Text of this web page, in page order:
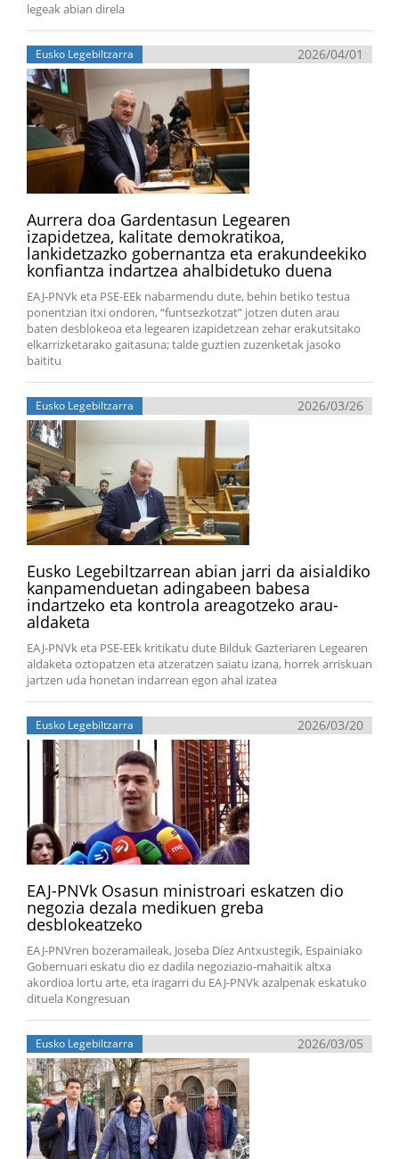
legeak abian direla
Eusko Legebiltzarra 2026/04/01
Aurrera doa Gardentasun Legearen
izapidetzea, kalitate demokratikoa,
lankidetzazko gobernantza eta erakundeekiko
konfiantza indartzea ahalbidetuko duena
EAJ-PNVk eta PSE-EEk nabarmendu dute, behin betiko testua
ponentzian itxi ondoren, “funtsezkotzat” jotzen duten arau
baten desblokeoa eta legearen izapidetzean zehar erakutsitako
elkarrizketarako gaitasuna; talde guztien zuzenketak jasoko
baititu
Eusko Legebiltzarra 2026/03/26
Eusko Legebiltzarrean abian jarri da aisialdiko
kanpamenduetan adingabeen babesa
indartzeko eta kontrola areagotzeko arau-
aldaketa
EAJ-PNVk eta PSE-EEk kritikatu dute Bilduk Gazteriaren Legearen
aldaketa oztopatzen eta atzeratzen saiatu izana, horrek arriskuan
jartzen uda honetan indarrean egon ahal izatea
Eusko Legebiltzarra 2026/03/20
EAJ-PNVk Osasun ministroari eskatzen dio
negozia dezala medikuen greba
desblokeatzeko
EAJ-PNVren bozeramaileak, Joseba Díez Antxustegik, Espainiako
Gobernuari eskatu dio ez dadila negoziazio-mahaitik altxa
akordioa lortu arte, eta iragarri du EAJ-PNVk azalpenak eskatuko
dituela Kongresuan
Eusko Legebiltzarra 2026/03/05